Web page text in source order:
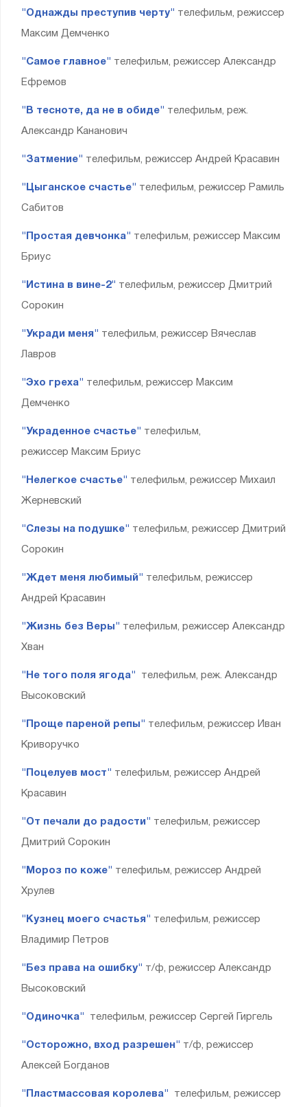
"Однажды преступив черту" телефильм, режиссер
Максим Демченко
"Самое главное" телефильм, режиссер Александр
Ефремов
"В тесноте, да не в обиде" телефильм, реж.
Александр Кананович
"Затмение" телефильм, режиссер Андрей Красавин
"Цыганское счастье" телефильм, режиссер Рамиль
Сабитов
"Простая девчонка" телефильм, режиссер Максим
Бриус
"Истина в вине-2" телефильм, режиссер Дмитрий
Сорокин
"Укради меня" телефильм, режиссер Вячеслав
Лавров
"Эхо греха" телефильм, режиссер Максим
Демченко
"Украденное счастье" телефильм,
режиссер Максим Бриус
"Нелегкое счастье" телефильм, режиссер Михаил
Жерневский
"Слезы на подушке" телефильм, режиссер Дмитрий
Сорокин
"Ждет меня любимый" телефильм, режиссер
Андрей Красавин
"Жизнь без Веры" телефильм, режиссер Александр
Хван
"Не того поля ягода" телефильм, реж. Александр
Высоковский
"Проще пареной репы" телефильм, режиссер Иван
Криворучко
"Поцелуев мост" телефильм, режиссер Андрей
Красавин
"От печали до радости" телефильм, режиссер
Дмитрий Сорокин
"Мороз по коже" телефильм, режиссер Андрей
Хрулев
"Кузнец моего счастья" телефильм, режиссер
Владимир Петров
"Без права на ошибку" т/ф, режиссер Александр
Высоковский
"Одиночка" телефильм, режиссер Сергей Гиргель
"Осторожно, вход разрешен" т/ф, режиссер
Алексей Богданов
"Пластмассовая королева" телефильм, режиссер